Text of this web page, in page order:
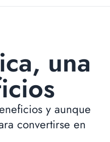
una
y aunque
convertirse en